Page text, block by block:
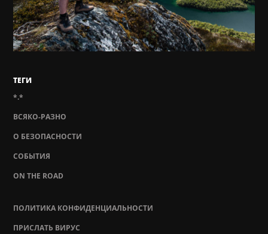
ТЕГИ
*.*
ВСЯКО-РАЗНО
О БЕЗОПАСНОСТИ
СОБЫТИЯ
ON THE ROAD
ПОЛИТИКА КОНФИДЕНЦИАЛЬНОСТИ
ПРИСЛАТЬ ВИРУС